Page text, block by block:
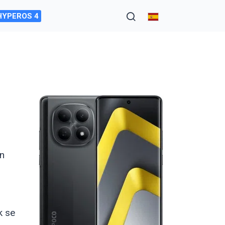
4
se